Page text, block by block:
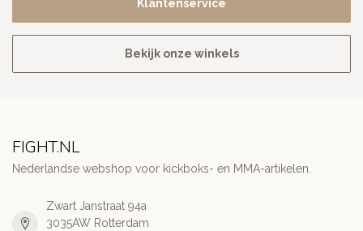
Klantenservice
Bekijk onze winkels
FIGHT.NL
Nederlandse webshop voor kickboks- en MMA-artikelen.
Zwart Janstraat 94a
3035AW Rotterdam